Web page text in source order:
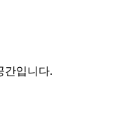
간입니다.